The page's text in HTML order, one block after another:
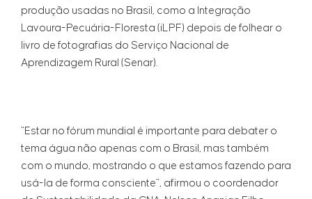
produção usadas no Brasil, como a Integração
Lavoura-Pecuária-Floresta (iLPF) depois de folhear o
livro de fotografias do Serviço Nacional de
Aprendizagem Rural (Senar).
“Estar no fórum mundial é importante para debater o
tema água não apenas com o Brasil, mas também
com o mundo, mostrando o que estamos fazendo para
usá-la de forma consciente”, afirmou o coordenador